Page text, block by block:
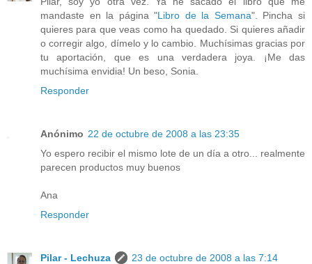
mandaste en la página "Libro de la Semana". Pincha si
quieres para que veas como ha quedado. Si quieres añadir
o corregir algo, dímelo y lo cambio. Muchísimas gracias por
tu aportación, que es una verdadera joya. ¡Me das
muchísima envidia! Un beso, Sonia.
Responder
Anónimo 22 de octubre de 2008 a las 23:35
Yo espero recibir el mismo lote de un día a otro... realmente
parecen productos muy buenos
Ana
Responder
Pilar - Lechuza
23 de octubre de 2008 a las 7:14